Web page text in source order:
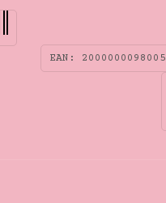
EAN: 2000000098005